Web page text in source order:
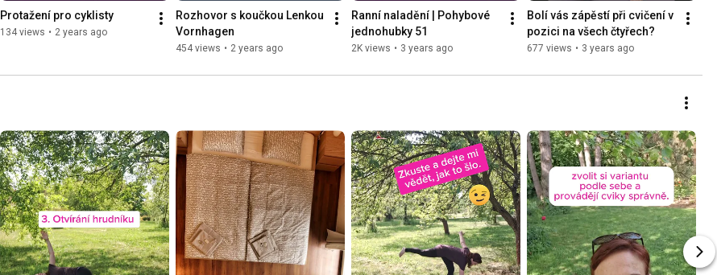
Protažení pro cyklisty
134 views • 2 years ago
Rozhovor s koučkou Lenkou
Vornhagen
454 views • 2 years ago
Ranní naladění | Pohybové
jednohubky 51
2K views • 3 years ago
Bolí vás zápěstí při cvičení v
pozici na všech čtyřech?
677 views • 3 years ago